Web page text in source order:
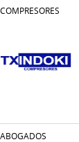
COMPRESORES
ABOGADOS